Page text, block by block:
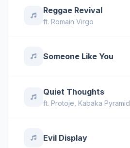
Reggae Revival
ft. Romain Virgo
Someone Like You
Quiet Thoughts
ft. Protoje Kabaka Pyramid
Evil Display